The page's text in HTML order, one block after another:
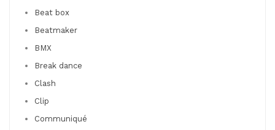
Beat box
Beatmaker
BMX
Break dance
Clash
Clip
Communiqué